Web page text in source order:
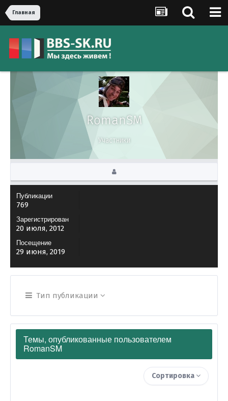
Главная
RomanSM
Участники
Публикации
769
Зарегистрирован
20 июля, 2012
Посещение
29 июня, 2019
Тип публикации
Темы, опубликованные пользователем
RomanSM
Сортировка